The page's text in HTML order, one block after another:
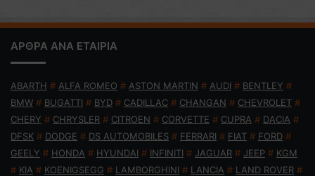
ΑΡΘΡΑ ΑΝΑ ΕΤΑΙΡΙΑ
ABARTH # ALFA ROMEO # ASTON MARTIN # AUDI # BENTLEY #
BMW # BUGATTI # BYD # CADILLAC # CHANGAN # CHEVROLET #
CHERY # CHRYSLER # CITROEN # CORVETTE # CUPRA # DACIA #
DFSK # DODGE # DS AUTOMOBILES # FERRARI # FIAT # FORD #
GEELY # HONDA # HYUNDAI # INFINITI # JAGUAR # JEEP # KGM
# KIA # KOENIGSEGG # LAMBORGHINI # LANCIA # LAND ROVER #